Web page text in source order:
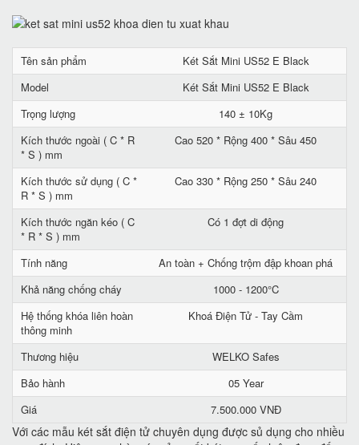
Tên sản phẩm
Két Sắt Mini US52 E Black
Model
Két Sắt Mini US52 E Black
Trọng lượng
140 ± 10Kg
Kích thước ngoài ( C * R
* S ) mm
Cao 520 * Rộng 400 * Sâu 450
Kích thước sử dụng ( C *
R * S ) mm
Cao 330 * Rộng 250 * Sâu 240
Kích thước ngăn kéo ( C
* R * S ) mm
Có 1 đợt di động
Tính năng
An toàn + Chống trộm đập khoan phá
Khả năng chống cháy
1000 - 1200°C
Hệ thống khóa liên hoàn
thông minh
Khoá Điện Tử - Tay Cầm
Thương hiệu
WELKO Safes
Bảo hành
05 Year
Giá
7.500.000 VNĐ
Với các mẫu két sắt điện tử chuyên dụng được sủ dụng cho nhiều